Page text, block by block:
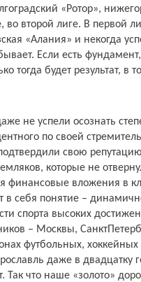
«Ротор»,
второй лиге. В первой
«Алания» и некогда
Если есть
тогда будет результат, в
не успели осознать
по своей
свою
которые не
финансовые вложения в
в себя понятие –
спорта высоких
– Москвы,
футбольных,
даже в двадцатку
что наше «золото»